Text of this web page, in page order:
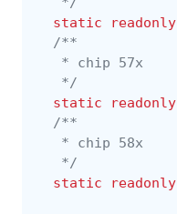
static
readonly
/**
   * chip 57x
   */
static
readonly
/**
   * chip 58x
   */
static
readonly